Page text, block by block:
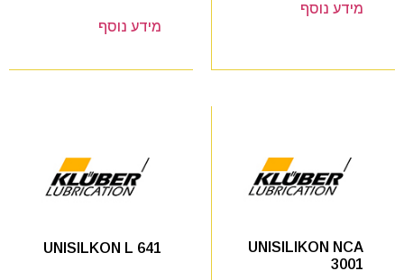
מידע נוסף
מידע נוסף
UNISILIKON NCA
3001
UNISILKON L 641